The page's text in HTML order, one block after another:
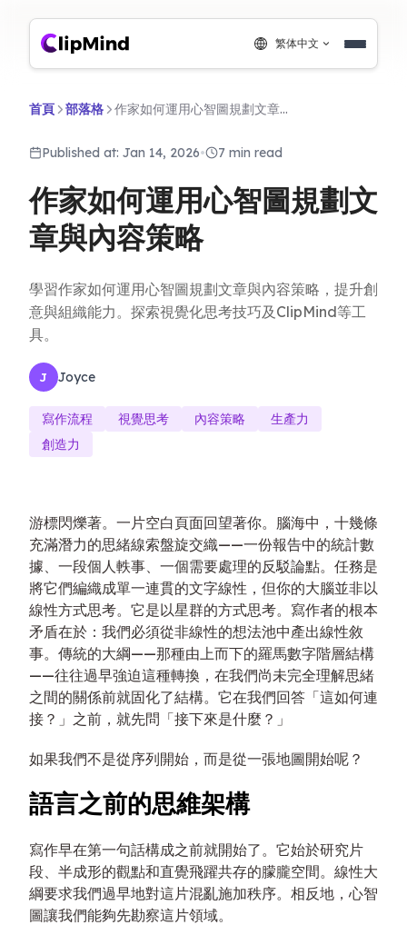
繁体中文
首頁 部落格 作家如何運用心智圖規劃文章與內容策略
Published at: Jan 14, 2026• 7 min read
作家如何運用心智圖規劃文
章與內容策略
學習作家如何運用心智圖規劃文章與內容策略，提升創
意與組織能力。探索視覺化思考技巧及ClipMind等工
具。
J Joyce
寫作流程 視覺思考 內容策略
生產力
創造力
游標閃爍著。一片空白頁面回望著你。腦海中，十幾條
充滿潛力的思緒線索盤旋交織——一份報告中的統計數
據、一段個人軼事、一個需要處理的反駁論點。任務是
將它們編織成單一連貫的文字線性，但你的大腦並非以
線性方式思考。它是以星群的方式思考。寫作者的根本
矛盾在於：我們必須從非線性的想法池中產出線性敘
事。傳統的大綱——那種由上而下的羅馬數字階層結構
——往往過早強迫這種轉換，在我們尚未完全理解思緒
之間的關係前就固化了結構。它在我們回答「這如何連
接？」之前，就先問「接下來是什麼？」
如果我們不是從序列開始，而是從一張地圖開始呢？
語言之前的思維架構
寫作早在第一句話構成之前就開始了。它始於研究片
段、半成形的觀點和直覺飛躍共存的朦朧空間。線性大
綱要求我們過早地對這片混亂施加秩序。相反地，心智
圖讓我們能夠先勘察這片領域。